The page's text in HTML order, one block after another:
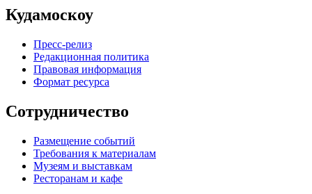
Кудамоскоу
Пресс-релиз
Редакционная политика
Правовая информация
Формат ресурса
Сотрудничество
Размещение событий
Требования к материалам
Музеям и выставкам
Ресторанам и кафе